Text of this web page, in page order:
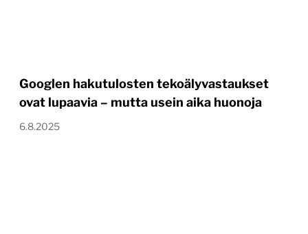
Googlen hakutulosten tekoälyvastaukset
ovat lupaavia – mutta usein aika huonoja
6.8.2025